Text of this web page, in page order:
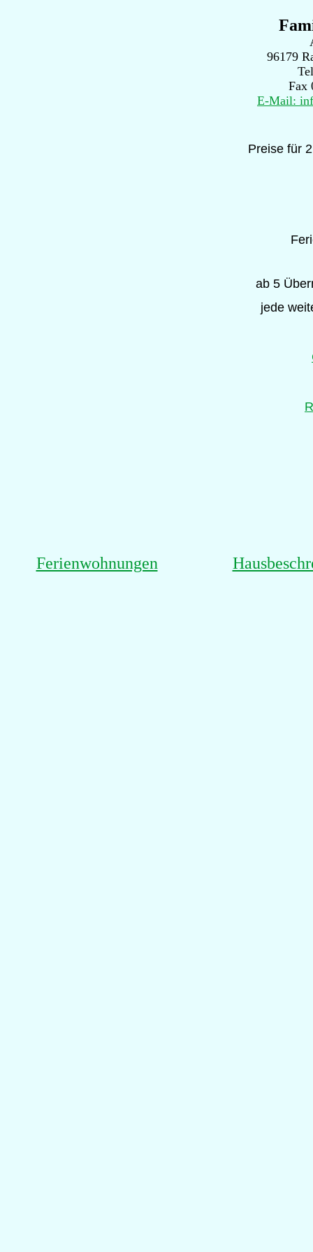
96179
Fax
E-Mail:
Preise für
ab 5
jede
Ferienwohnungen